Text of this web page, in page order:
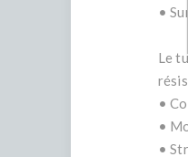
•
Le
•
•
•